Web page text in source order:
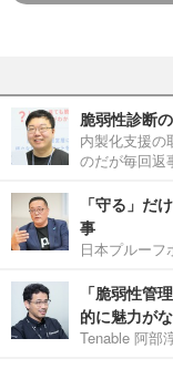
脆弱性診断
内製化支援の
のだが毎回返
「守る」だ
事
日本プルー
「脆弱性管
的に魅力が
Tenable 阿部